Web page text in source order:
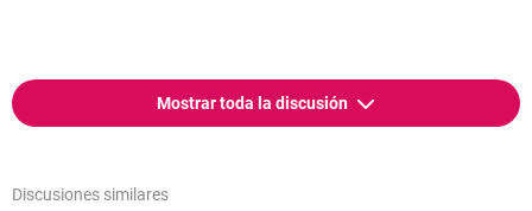
Mostrar toda la discusión
Discusiones similares